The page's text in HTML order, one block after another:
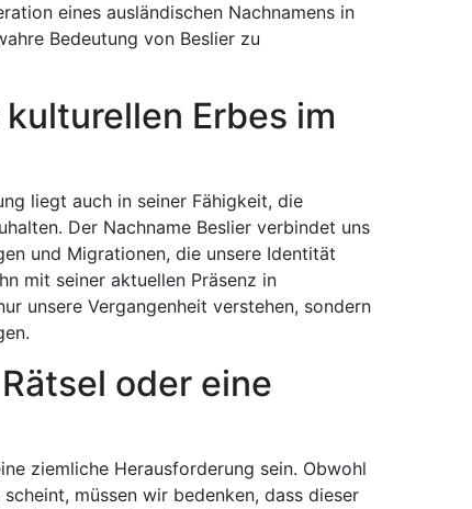
eines ausländischen Nachnamens in
Bedeutung von Beslier zu
Erbes im
liegt auch in seiner Fähigkeit, die
Der Nachname Beslier verbindet uns
und Migrationen, die unsere Identität
mit seiner aktuellen Präsenz in
unsere Vergangenheit verstehen, sondern
oder eine
ziemliche Herausforderung sein. Obwohl
müssen wir bedenken, dass dieser